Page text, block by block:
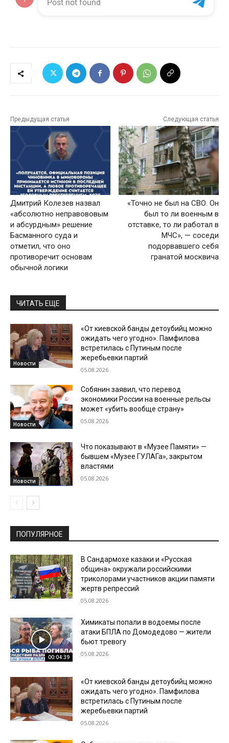
Предыдущая статья
Дмитрий Колезев назвал
«абсолютно неправововым
и абсурдным» решение
Басманного суда и
отметил, что оно
противоречит основам
обычной логики
Следующая статья
«Точно не был на СВО. Он
был то ли военным в
отставке, то ли работал в
МЧС», — соседи
подорвавшего себя
гранатой москвича
ЧИТАТЬ ЕЩЕ
Новости
«От киевской банды детоубийц можно
ожидать чего угодно». Памфилова
встретилась с Путиным после
жеребьевки партий
05.08.2026
Новости
Собянин заявил, что перевод
экономики России на военные рельсы
может «убить вообще страну»
05.08.2026
Новости
Что показывают в «Музее Памяти» —
бывшем «Музее ГУЛАГа», закрытом
властями
05.08.2026
ПОПУЛЯРНОЕ
В Сандармохе казаки и «Русская
община» окружали российскими
триколорами участников акции памяти
жертв репрессий
05.08.2026
00:04:39
Химикаты попали в водоемы после
атаки БПЛА по Домодедово — жители
бьют тревогу
05.08.2026
«От киевской банды детоубийц можно
ожидать чего угодно». Памфилова
встретилась с Путиным после
жеребьевки партий
05.08.2026